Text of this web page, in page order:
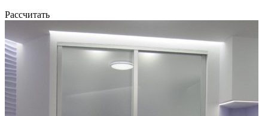
Рассчитать